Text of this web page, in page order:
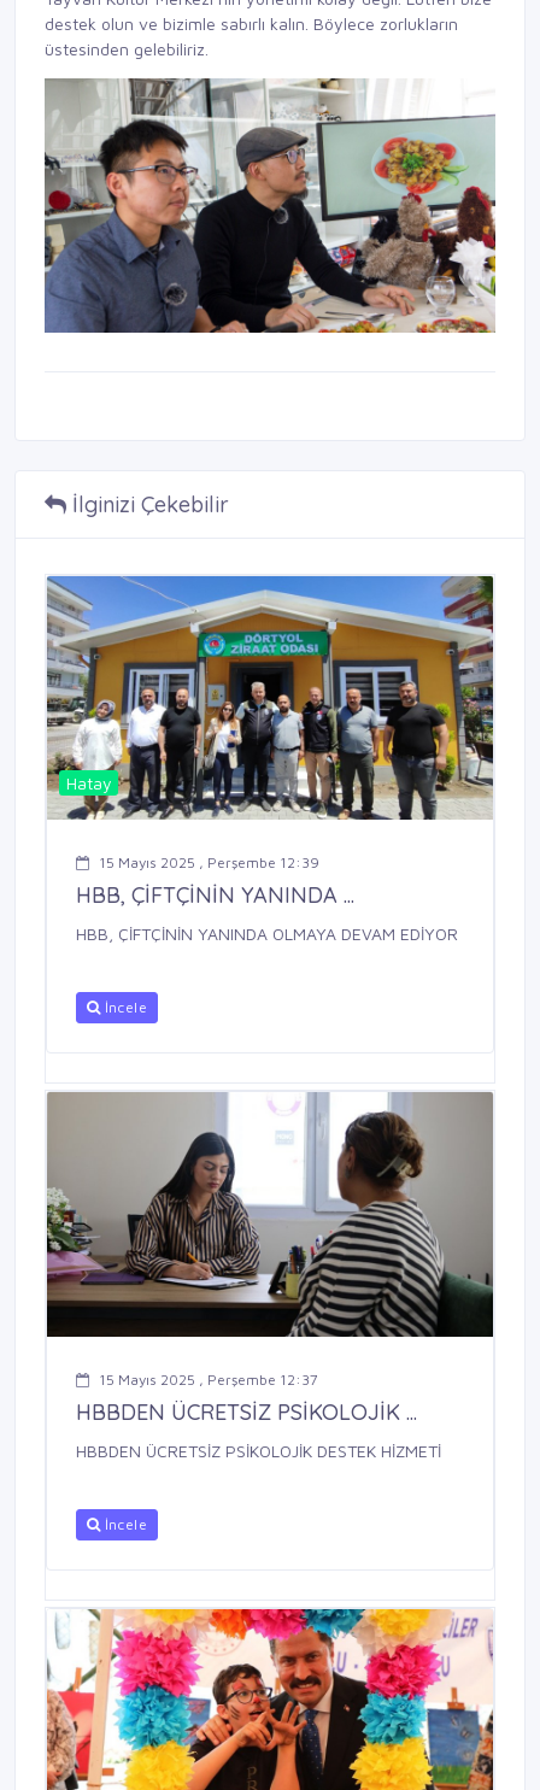
destek olun ve bizimle sabırlı kalın. Böylece zorlukların
üstesinden gelebiliriz.
İlginizi Çekebilir
Hatay
15 Mayıs 2025 , Perşembe 12:39
HBB, ÇİFTÇİNİN YANINDA ...
HBB, ÇİFTÇİNİN YANINDA OLMAYA DEVAM EDİYOR
İncele
15 Mayıs 2025 , Perşembe 12:37
HBBDEN ÜCRETSİZ PSİKOLOJİK ...
HBBDEN ÜCRETSİZ PSİKOLOJİK DESTEK HİZMETİ
İncele